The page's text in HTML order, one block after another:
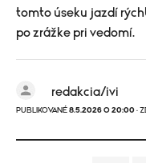
tomto úseku jazdí
po zrážke pri vedomí.
redakcia/ivi
PUBLIKOVANÉ 8.5.2026 O 20:00 ·